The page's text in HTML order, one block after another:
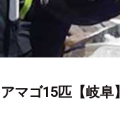
マゴ15匹【岐阜